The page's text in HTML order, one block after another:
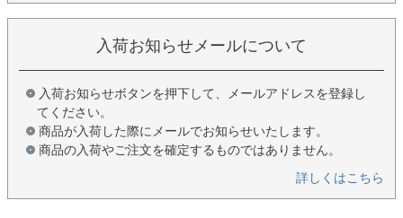
入荷お知らせメールについて
入荷お知らせボタンを押下して、メールアドレスを登録し
てください。
商品が入荷した際にメールでお知らせいたします。
商品の入荷やご注文を確定するものではありません。
詳しくはこちら